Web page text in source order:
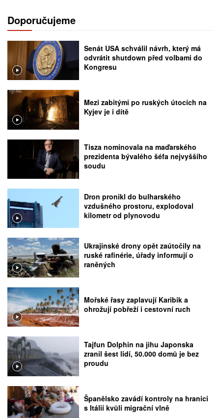
Doporučujeme
Senát USA schválil návrh, který má
odvrátit shutdown před volbami do
Kongresu
Mezi zabitými po ruských útocích na
Kyjev je i dítě
Tisza nominovala na maďarského
prezidenta bývalého šéfa nejvyššího
soudu
Dron pronikl do bulharského
vzdušného prostoru, explodoval
kilometr od plynovodu
Ukrajinské drony opět zaútočily na
ruské rafinérie, úřady informují o
raněných
Mořské řasy zaplavují Karibik a
ohrožují pobřeží i cestovní ruch
Tajfun Dolphin na jihu Japonska
zranil šest lidí, 50.000 domů je bez
proudu
Španělsko zavádí kontroly na hranici
s Itálií kvůli migrační vlně